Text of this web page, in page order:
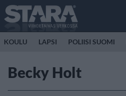
KOULU LAPSI POLIISI SUOMI
Becky Holt